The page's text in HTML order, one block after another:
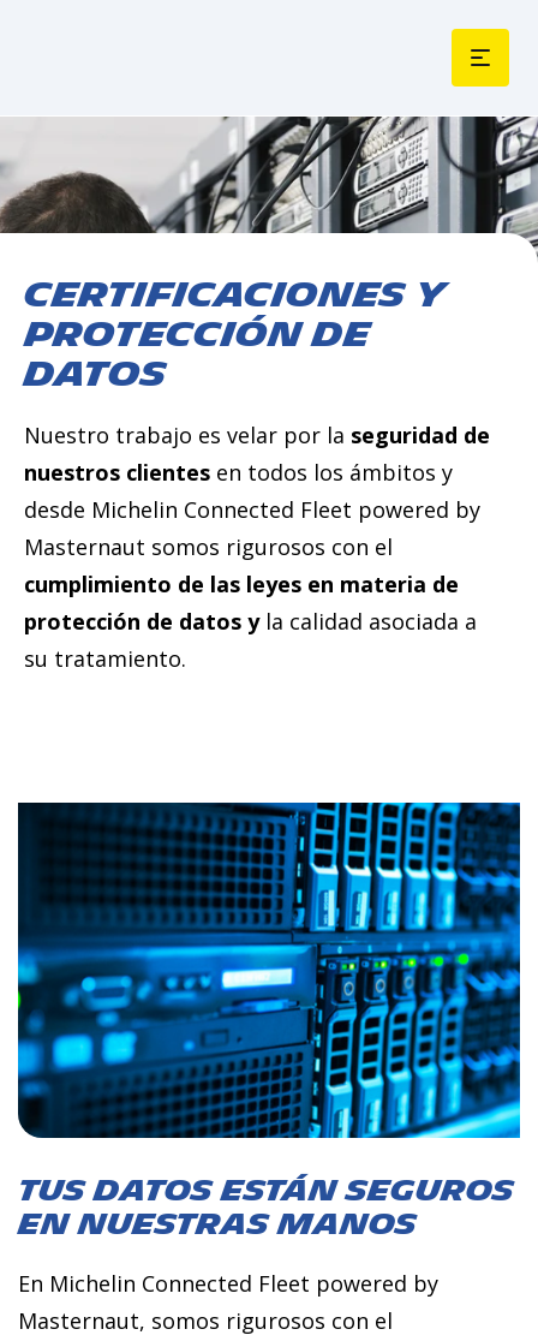
CERTIFICACIONES Y
PROTECCIÓN DE
DATOS
Nuestro trabajo es velar por la seguridad de
nuestros clientes en todos los ámbitos y
desde Michelin Connected Fleet powered by
Masternaut somos rigurosos con el
cumplimiento de las leyes en materia de
protección de datos yla calidad asociada a
su tratamiento.
TUS DATOS ESTÁN SEGUROS
EN NUESTRAS MANOS
En Michelin Connected Fleet powered by
Masternaut, somos rigurosos con el